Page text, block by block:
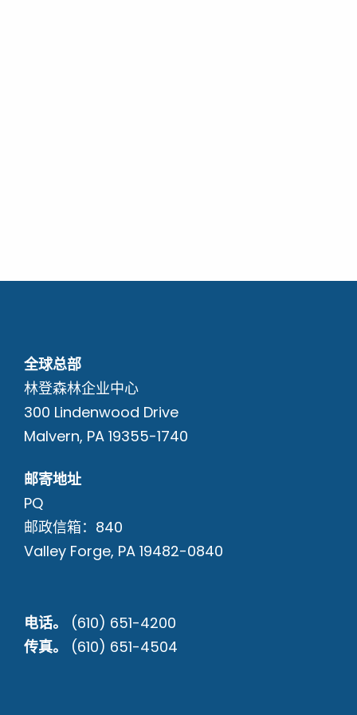
全球总部
林登森林企业中心
300 Lindenwood Drive
Malvern, PA 19355-1740
邮寄地址
PQ
邮政信箱：840
Valley Forge, PA 19482-0840
电话。
(610) 651-4200
传真。
(610) 651-4504